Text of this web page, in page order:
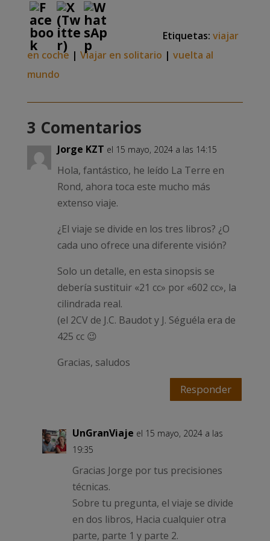
Etiquetas: viajar
en coche | Viajar en solitario | vuelta al
mundo
3 Comentarios
Jorge KZT el 15 mayo, 2024 a las 14:15
Hola, fantástico, he leído La Terre en
Rond, ahora toca este mucho más
extenso viaje.
¿El viaje se divide en los tres libros? ¿O
cada uno ofrece una diferente visión?
Solo un detalle, en esta sinopsis se
debería sustituir «21 cc» por «602 cc», la
cilindrada real.
(el 2CV de J.C. Baudot y J. Séguéla era de
425 cc 😉
Gracias, saludos
Responder
UnGranViaje el 15 mayo, 2024 a las
19:35
Gracias Jorge por tus precisiones
técnicas.
Sobre tu pregunta, el viaje se divide
en dos libros, Hacia cualquier otra
parte, parte 1 y parte 2.